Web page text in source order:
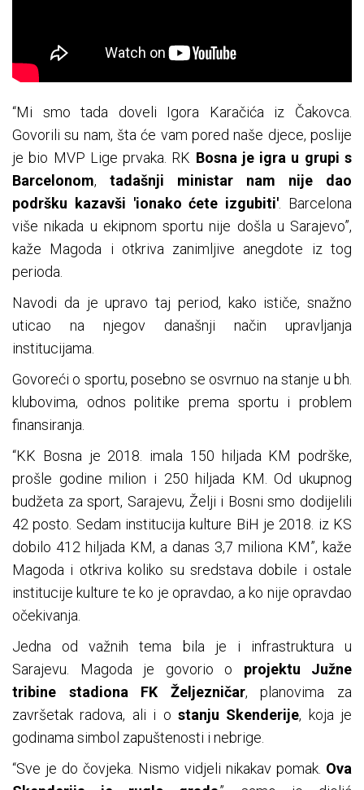
“Mi smo tada doveli Igora Karačića iz Čakovca.
Govorili su nam, šta će vam pored naše djece, poslije
je bio MVP Lige prvaka. RK Bosna je igra u grupi s
Barcelonom, tadašnji ministar nam nije dao
podršku kazavši 'ionako ćete izgubiti'. Barcelona
više nikada u ekipnom sportu nije došla u Sarajevo”,
kaže Magoda i otkriva zanimljive anegdote iz tog
perioda.
Navodi da je upravo taj period, kako ističe, snažno
uticao na njegov današnji način upravljanja
institucijama.
Govoreći o sportu, posebno se osvrnuo na stanje u bh.
klubovima, odnos politike prema sportu i problem
finansiranja.
“KK Bosna je 2018. imala 150 hiljada KM podrške,
prošle godine milion i 250 hiljada KM. Od ukupnog
budžeta za sport, Sarajevu, Želji i Bosni smo dodijelili
42 posto. Sedam institucija kulture BiH je 2018. iz KS
dobilo 412 hiljada KM, a danas 3,7 miliona KM”, kaže
Magoda i otkriva koliko su sredstava dobile i ostale
institucije kulture te ko je opravdao, a ko nije opravdao
očekivanja.
Jedna od važnih tema bila je i infrastruktura u
Sarajevu. Magoda je govorio o projektu Južne
tribine stadiona FK Željezničar, planovima za
završetak radova, ali i o stanju Skenderije, koja je
godinama simbol zapuštenosti i nebrige.
“Sve je do čovjeka. Nismo vidjeli nikakav pomak. Ova